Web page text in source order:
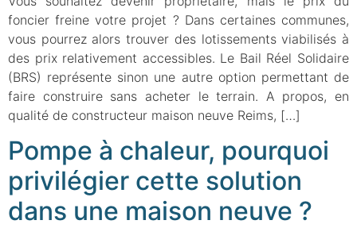
foncier freine votre projet ? Dans certaines communes,
vous pourrez alors trouver des lotissements viabilisés à
des prix relativement accessibles. Le Bail Réel Solidaire
(BRS) représente sinon une autre option permettant de
faire construire sans acheter le terrain. A propos, en
qualité de constructeur maison neuve Reims, […]
Pompe à chaleur, pourquoi
privilégier cette solution
dans une maison neuve ?